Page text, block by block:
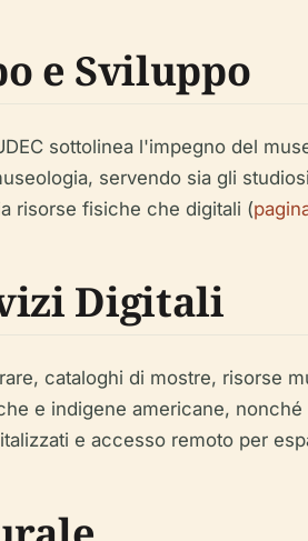
e Sviluppo
sottolinea l'impegno del
servendo sia gli
risorse fisiche che digitali (
Digitali
cataloghi di mostre, risorse
e indigene americane,
e accesso remoto per